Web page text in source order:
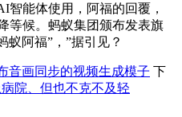
智能体使用，阿福的回覆，
等候。蚂蚁集团颁布发表旗
阿福”，”据引见？
音画同步的视频生成模子 下
院、但也不克不及轻